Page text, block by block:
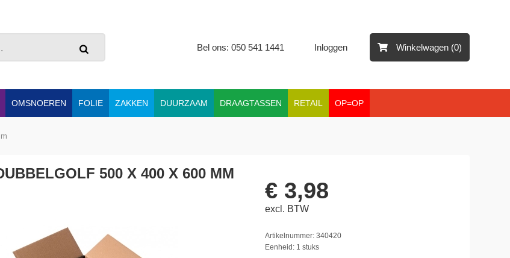
Bel ons: 050 541 1441 Inloggen Winkelwagen (0)
OMSNOEREN FOLIE ZAKKEN DUURZAAM DRAAGTASSEN RETAIL OP=OP
500 X 400 X 600 MM
€ 3,98
excl. BTW
Artikelnummer: 340420
Eenheid: 1 stuks